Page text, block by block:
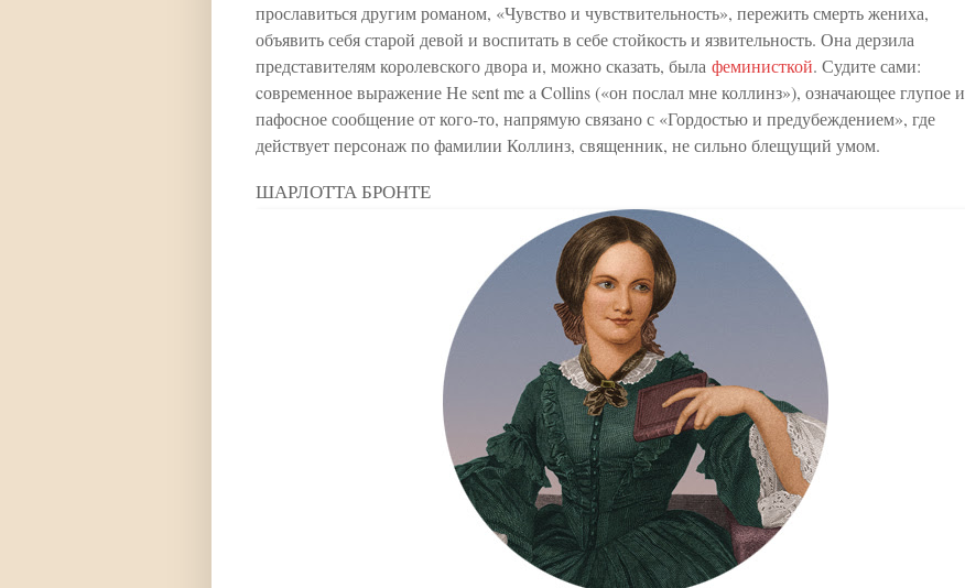
прославиться другим романом, «Чувство и чувствительность», пережить смерть жениха,
объявить себя старой девой и воспитать в себе стойкость и язвительность. Она дерзила
представителям королевского двора и, можно сказать, была феминисткой. Судите сами:
cовременное выражение Не sent me a Collins («он послал мне коллинз»), означающее глупое и
пафосное сообщение от кого-то, напрямую связано с «Гордостью и предубеждением», где
действует персонаж по фамилии Коллинз, священник, не сильно блещущий умом.
ШАРЛОТТА БРОНТЕ